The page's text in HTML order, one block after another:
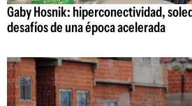
Gaby Hosnik: hiperconectividad,
desafíos de una época acelerada